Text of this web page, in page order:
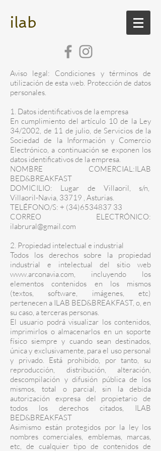
ilab
Aviso legal: Condiciones y términos de
utilización de esta web. Protección de datos
personales.
1. Datos identificativos de la empresa
En cumplimiento del artículo 10 de la Ley
34/2002, de 11 de julio, de Servicios de la
Sociedad de la Información y Comercio
Electrónico, a continuación se exponen los
datos identificativos de la empresa.
NOMBRE COMERCIAL:ILAB
BED&BREAKFAST
DOMICILIO: Lugar de Villaoril, s/n,
Villaoril-Navia, 33719 , Asturias.
TELÉFONO/S: + (34)6534837 33
CORREO ELECTRÓNICO:
ilabrural@gmail.com
2. Propiedad intelectual e industrial
Todos los derechos sobre la propiedad
industrial e intelectual del sitio web
www.arconavia.com, incluyendo los
elementos contenidos en los mismos
(textos, software, imágenes, etc)
pertenecen a ILAB BED&BREAKFAST, o, en
su caso, a terceras personas.
El usuario podrá visualizar los contenidos,
imprimirlos o almacenarlos en un soporte
físico siempre y cuando sean destinados,
única y exclusivamente, para el uso personal
y privado. Está prohibido, por tanto, su
reproducción, distribución, alteración,
descompilación y difusión pública de los
mismos, total o parcial, sin la debida
autorización expresa del propietario de
todos los derechos citados, ILAB
BED&BREAKFAST
Asimismo están protegidos por la ley los
nombres comerciales, emblemas, marcas,
etc, de cualquier tipo de contenidos de